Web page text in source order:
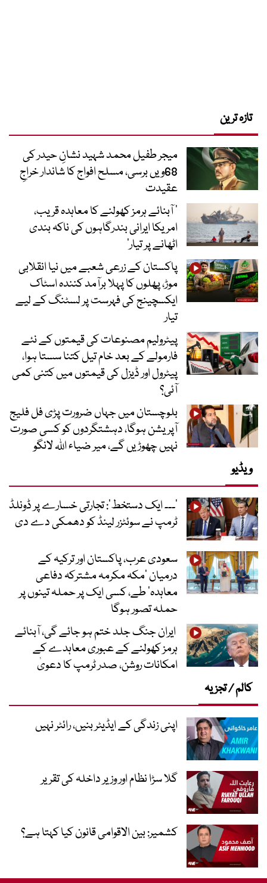
تازہ ترین
میجر طفیل محمد شہید نشانِ حیدر کی
68ویں برسی، مسلح افواج کا شاندار خراجِ
عقیدت
’ آبنائے ہرمز کھولنے کا معاہدہ قریب،
امریکا ایرانی بندرگاہوں کی ناکہ بندی
اٹھانے پر تیار‘
پاکستان کے زرعی شعبے میں نیا انقلابی
موڑ، پھلوں کا پہلا برآمد کنندہ اسٹاک
ایکسچینج کی فہرست پر لسٹنگ کے لیے
تیار
پیٹرولیم مصنوعات کی قیمتوں کے نئے
فارمولے کے بعد خام تیل کتنا سستا ہوا،
پیٹرول اور ڈیزل کی قیمتوں میں کتنی کمی
آئی؟
بلوچستان میں جہاں ضرورت پڑی فل فلیج
آپریشن ہوگا، دہشتگردوں کو کسی صورت
نہیں چھوڑیں گے، میر ضیاء اللہ لانگو
ویڈیو
’۔۔۔ ایک دستخط‘: تجارتی خسارے پر ڈونلڈ
ٹرمپ نے سوئٹزر لینڈ کو دھمکی دے دی
سعودی عرب، پاکستان اور ترکیہ کے
درمیان ’مکہ مکرمہ مشترکہ دفاعی
معاہدہ‘ طے، کسی ایک پر حملہ تینوں پر
حملہ تصور ہوگا
ایران جنگ جلد ختم ہو جائے گی، آبنائے
ہرمز کھولنے کے عبوری معاہدے کے
امکانات روشن، صدر ٹرمپ کا دعویٰ
کالم / تجزیہ
اپنی زندگی کے ایڈیٹر بنیں، رائٹر نہیں
گلا سڑا نظام اور وزیر داخلہ کی تقریر
کشمیر: بین الاقوامی قانون کیا کہتا ہے؟